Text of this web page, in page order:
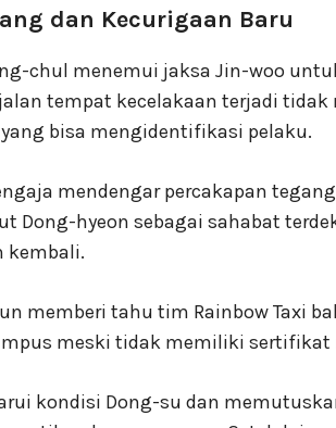
dan Kecurigaan Baru
chul menemui jaksa Jin-woo
tempat kecelakaan terjadi tidak
bisa mengidentifikasi pelaku.
mendengar percakapan
Dong-hyeon sebagai sahabat
kembali.
memberi tahu tim Rainbow Taxi
meski tidak memiliki sertifikat
kondisi Dong-su dan